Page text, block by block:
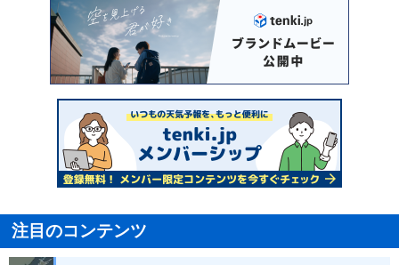
注目のコンテンツ